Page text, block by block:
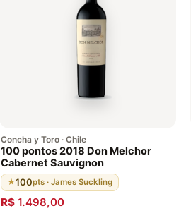
Concha y Toro · Chile
100 pontos 2018 Don Melchor
Cabernet Sauvignon
★100pts · James Suckling
R$ 1.498,00